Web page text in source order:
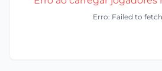
Erro: Failed to fetch